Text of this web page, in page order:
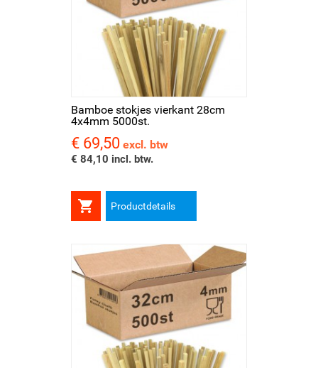
Bamboe stokjes vierkant 28cm
4x4mm 5000st.
Prijs
€ 69,50 excl. btw
€ 84,10 incl. btw.
 Productdetails